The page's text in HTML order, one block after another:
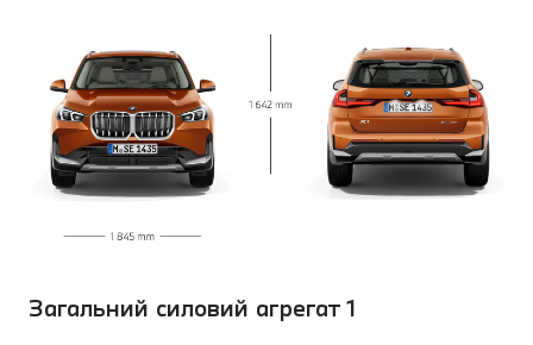
Загальний силовий агрегат 1